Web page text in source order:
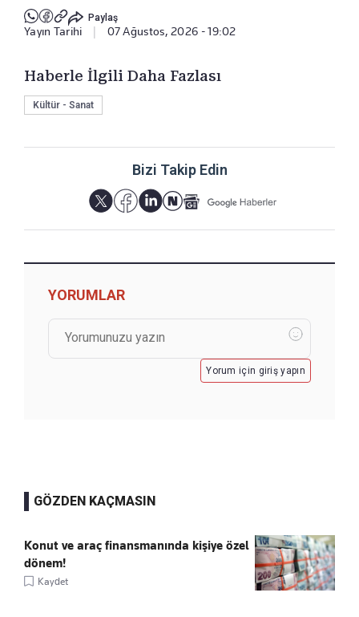
Paylaş
Yayın Tarihi 07 Ağustos, 2026 - 19:02
Haberle İlgili Daha Fazlası
Kültür - Sanat
Bizi Takip Edin
YORUMLAR
Yorum için giriş yapın
GÖZDEN KAÇMASIN
Konut ve araç finansmanında kişiye özel
dönem!
Kaydet